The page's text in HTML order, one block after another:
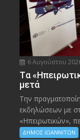
6 Αυγούστου
Tα
μετά
Την
εκδηλώσεων με
«Ηπειρωτικών»,
ΔΗΜΟΣ ΙΩΑΝΝΙΤΩΝ